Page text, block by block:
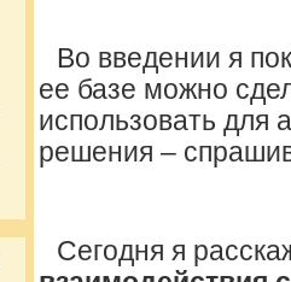
Во введении я
ее базе можно
использовать для
решения –
Сегодня я